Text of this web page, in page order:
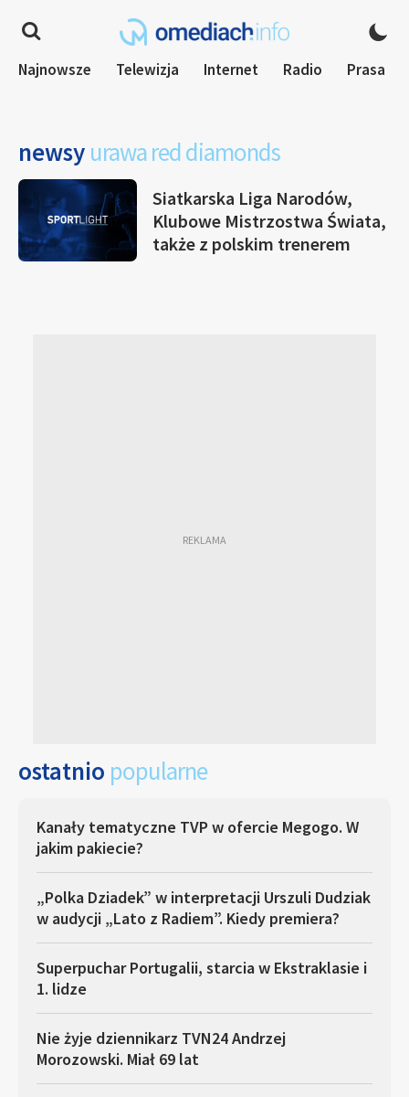
Najnowsze Telewizja Internet Radio Prasa
newsy urawa red diamonds
Siatkarska Liga Narodów,
Klubowe Mistrzostwa Świata,
także z polskim trenerem
ostatnio popularne
Kanały tematyczne TVP w ofercie Megogo. W
jakim pakiecie?
„Polka Dziadek” w interpretacji Urszuli Dudziak
w audycji „Lato z Radiem”. Kiedy premiera?
Superpuchar Portugalii, starcia w Ekstraklasie i
1. lidze
Nie żyje dziennikarz TVN24 Andrzej
Morozowski. Miał 69 lat